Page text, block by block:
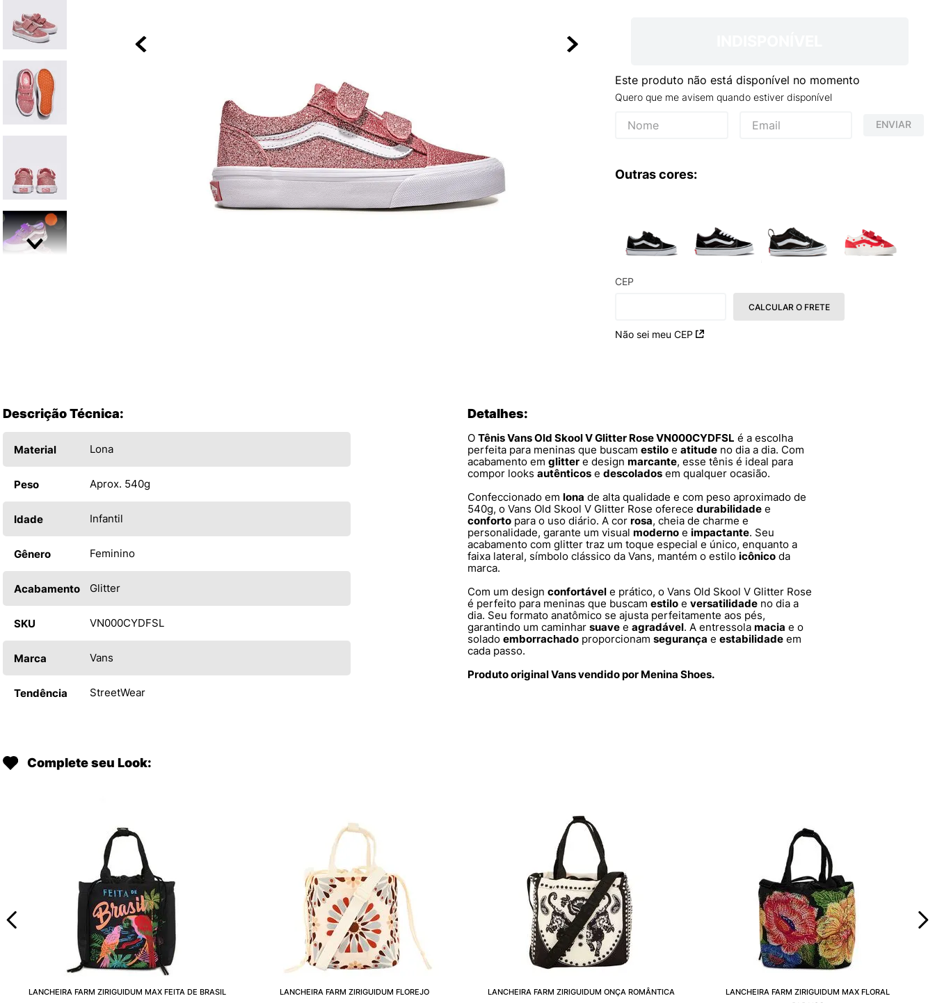
Este produto não está disponível no momento
Quero que me avisem quando estiver disponível
ENVIAR
Outras cores:
CEP
Não sei meu CEP
CALCULAR O FRETE
Descrição Técnica:
Material Lona
Peso Aprox. 540g
Idade Infantil
Gênero Feminino
Acabamento Glitter
SKU VN000CYDFSL
Marca Vans
Tendência StreetWear
Detalhes:
O Tênis Vans Old Skool V Glitter Rose VN000CYDFSL é a escolha
perfeita para meninas que buscam estilo e atitude no dia a dia. Com
acabamento em glitter e design marcante, esse tênis é ideal para
compor looks autênticos e descolados em qualquer ocasião.
Confeccionado em lona de alta qualidade e com peso aproximado de
540g, o Vans Old Skool V Glitter Rose oferece durabilidade e
conforto para o uso diário. A cor rosa, cheia de charme e
personalidade, garante um visual moderno e impactante. Seu
acabamento com glitter traz um toque especial e único, enquanto a
faixa lateral, símbolo clássico da Vans, mantém o estilo icônico da
marca.
Com um design confortável e prático, o Vans Old Skool V Glitter Rose
é perfeito para meninas que buscam estilo e versatilidade no dia a
dia. Seu formato anatômico se ajusta perfeitamente aos pés,
garantindo um caminhar suave e agradável. A entressola macia e o
solado emborrachado proporcionam segurança e estabilidade em
cada passo.
Produto original Vans vendido por Menina Shoes.
Complete seu Look:
LANCHEIRA FARM ZIRIGUIDUM MAX FEITA DE BRASIL LANCHEIRA FARM ZIRIGUIDUM FLOREJO LANCHEIRA FARM ZIRIGUIDUM ONÇA ROMÂNTICA
LANCHEIRA FARM ZIRIGUIDUM MAX FLORAL